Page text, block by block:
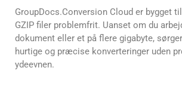
GroupDocs.Conversion Cloud er bygget
GZIP filer problemfrit. Uanset om du
dokument eller et på flere gigabyte,
hurtige og præcise konverteringer uden
ydeevnen.